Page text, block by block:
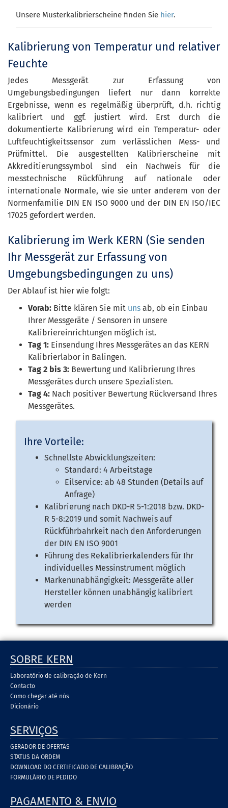
Unsere Musterkalibrierscheine finden Sie hier.
Kalibrierung von Temperatur und relativer
Feuchte
Jedes Messgerät zur Erfassung von
Umgebungsbedingungen liefert nur dann korrekte
Ergebnisse, wenn es regelmäßig überprüft, d.h. richtig
kalibriert und ggf. justiert wird. Erst durch die
dokumentierte Kalibrierung wird ein Temperatur- oder
Luftfeuchtigkeitssensor zum verlässlichen Mess- und
Prüfmittel. Die ausgestellten Kalibrierscheine mit
Akkreditierungssymbol sind ein Nachweis für die
messtechnische Rückführung auf nationale oder
internationale Normale, wie sie unter anderem von der
Normenfamilie DIN EN ISO 9000 und der DIN EN ISO/IEC
17025 gefordert werden.
Kalibrierung im Werk KERN (Sie senden
Ihr Messgerät zur Erfassung von
Umgebungsbedingungen zu uns)
Der Ablauf ist hier wie folgt:
Vorab: Bitte klären Sie mit uns ab, ob ein Einbau
Ihrer Messgeräte / Sensoren in unsere
Kalibriereinrichtungen möglich ist.
Tag 1: Einsendung Ihres Messgerätes an das KERN
Kalibrierlabor in Balingen.
Tag 2 bis 3: Bewertung und Kalibrierung Ihres
Messgerätes durch unsere Spezialisten.
Tag 4: Nach positiver Bewertung Rückversand Ihres
Messgerätes.
Ihre Vorteile:
Schnellste Abwicklungszeiten:
Standard: 4 Arbeitstage
Eilservice: ab 48 Stunden (Details auf
Anfrage)
Kalibrierung nach DKD-R 5-1:2018 bzw. DKD-
R 5-8:2019 und somit Nachweis auf
Rückführbahrkeit nach den Anforderungen
der DIN EN ISO 9001
Führung des Rekalibrierkalenders für Ihr
individuelles Messinstrument möglich
Markenunabhängigkeit: Messgeräte aller
Hersteller können unabhängig kalibriert
werden
SOBRE KERN
Laboratório de calibração de Kern
Contacto
Como chegar até nós
Dicionário
SERVIÇOS
GERADOR DE OFERTAS
STATUS DA ORDEM
DOWNLOAD DO CERTIFICADO DE CALIBRAÇÃO
FORMULÁRIO DE PEDIDO
PAGAMENTO & ENVIO